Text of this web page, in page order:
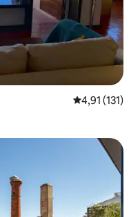
4,91 af 5 í
4,91 (131)